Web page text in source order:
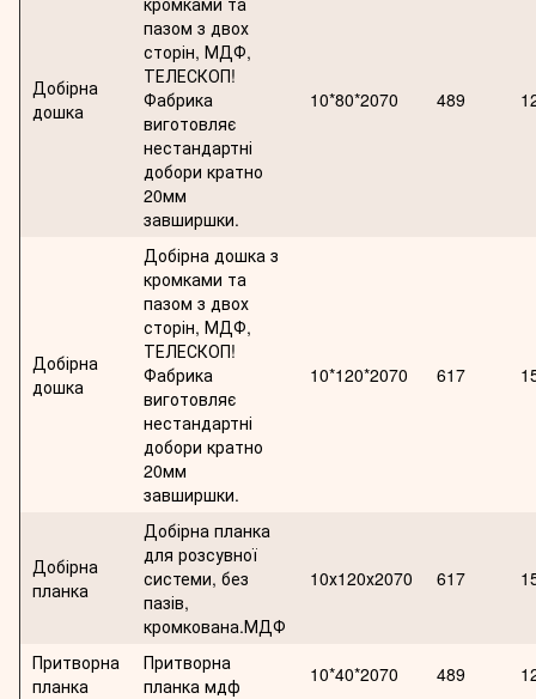
Добірна
дошка
пазом з двох
сторін, МДФ,
ТЕЛЕСКОП!
Фабрика
виготовляє
нестандартні
добори кратно
20мм
завширшки.
10*80*2070 489
Добірна
дошка
Добірна дошка з
кромками та
пазом з двох
сторін, МДФ,
ТЕЛЕСКОП!
Фабрика
виготовляє
нестандартні
добори кратно
20мм
завширшки.
10*120*2070 617
Добірна
планка
Добірна планка
для розсувної
системи, без
пазів,
кромкована.МДФ
10х120х2070 617
Притворна
планка
Притворна
планка мдф
10*40*2070 489